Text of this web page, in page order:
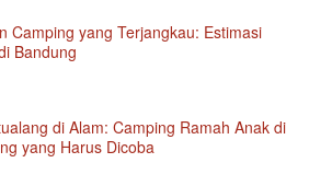
Camping yang Terjangkau: Estimasi
Bandung
di Alam: Camping Ramah Anak di
yang Harus Dicoba